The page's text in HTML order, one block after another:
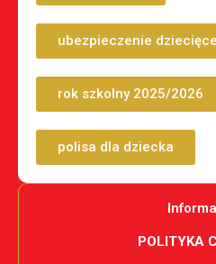
ubezpieczenie dziecięce
rok szkolny 2025/2026
polisa dla dziecka
POLITYKA